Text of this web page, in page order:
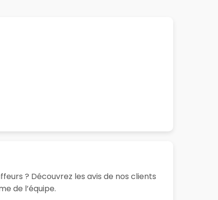
? Découvrez les avis de nos clients
de l’équipe.